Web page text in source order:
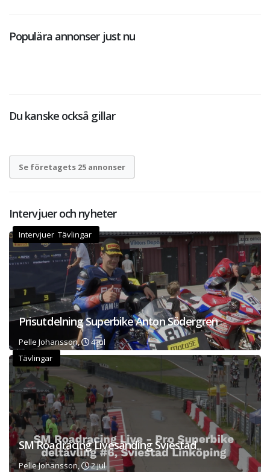
Populära annonser just nu
Du kanske också gillar
Se företagets 25 annonser
Intervjuer och nyheter
Intervjuer Tävlingar
Prisutdelning Superbike Anton Södergren
Pelle Johansson,
4 jul
Tävlingar
SM Roadracing Livesänding Sviestad
Pelle Johansson,
2 jul